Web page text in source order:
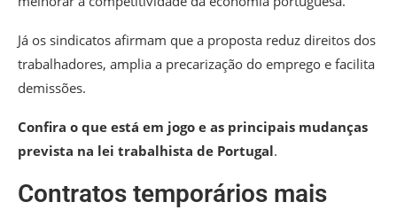
Já os sindicatos afirmam que a proposta reduz direitos dos
trabalhadores, amplia a precarização do emprego e facilita
demissões.
Confira o que está em jogo e as principais mudanças
prevista na lei trabalhista de Portugal.
Contratos temporários mais